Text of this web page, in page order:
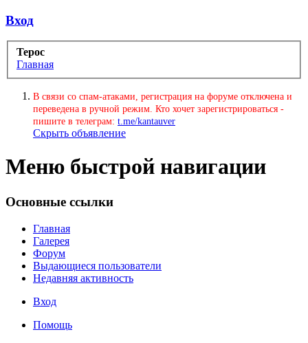
Вход
Терос
Главная
В связи со спам-атаками, регистрация на форуме отключена и
переведена в ручной режим. Кто хочет зарегистрироваться -
пишите в телеграм: t.me/kantauver
Скрыть объявление
Меню быстрой навигации
Основные ссылки
Главная
Галерея
Форум
Выдающиеся пользователи
Недавняя активность
Вход
Помощь